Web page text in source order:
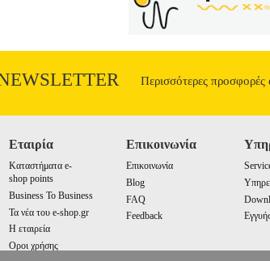
Υπόδηση πωλούνται από την εταιρεία Electronic
προϊόντων αυτών παρέχονται από την ίδια
Περισσότερες
Εταιρία
Καταστήματα e-
shop points
Business To Business
Τα νέα του e-shop.gr
Η εταιρεία
Οροι χρήσης
Επικοινωνία
Επικοινωνία
Blog
FAQ
Feedback